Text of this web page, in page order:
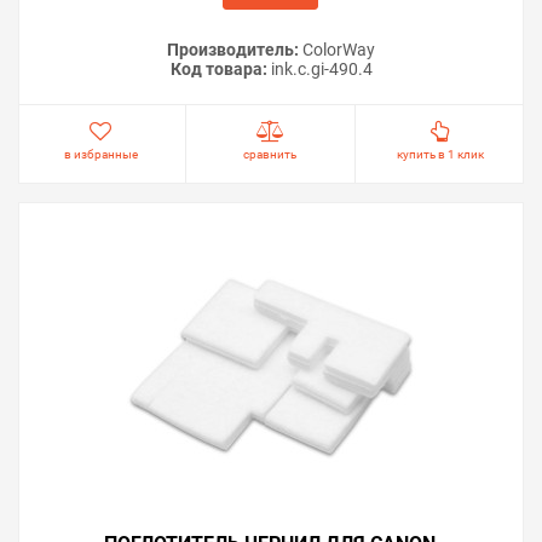
Если принтер не входит в сервисный режим —
программа не сможет провести сброс. В этом случае
не следует приобретать ключ. Убедитесь, что
процедура входа выполняется корректно и модель
поддерживает данный режим. После сброса памперса
или промыть и высушить. Это позволит избежать
Производитель: ColorWay
Код товара: ink.c.gi-490.4
в избранные сравнить купить в 1 клик